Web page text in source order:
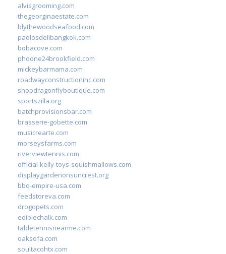
alvisgrooming.com
thegeorginaestate.com
blythewoodseafood.com
paolosdelibangkok.com
bobacove.com
phoone24brookfield.com
mickeybarmama.com
roadwayconstructioninc.com
shopdragonflyboutique.com
sportszilla.org
batchprovisionsbar.com
brasserie-gobette.com
musicrearte.com
morseysfarms.com
riverviewtennis.com
official-kelly-toys-squishmallows.com
displaygardenonsuncrest.org
bbq-empire-usa.com
feedstoreva.com
drogopets.com
ediblechalk.com
tabletennisnearme.com
oaksofa.com
soultacohtx.com